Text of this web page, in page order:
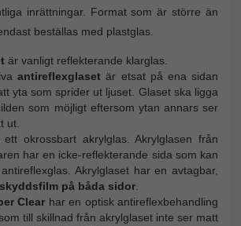
inrättningar. Format som är större än
beställas med plastglas.
är vanligt reflekterande klarglas.
antireflexglaset är etsat på ena sidan
yta som sprider ut ljuset. Glaset ska ligga
som möjligt eftersom ytan annars ser
ut.
ett okrossbart akrylglas. Akrylglasen från
har en icke-reflekterande sida som kan
Akrylglaset har en avtagbar,
på båda sidor.
Clear har en optisk antireflexbehandling
till skillnad från akrylglaset inte ser matt